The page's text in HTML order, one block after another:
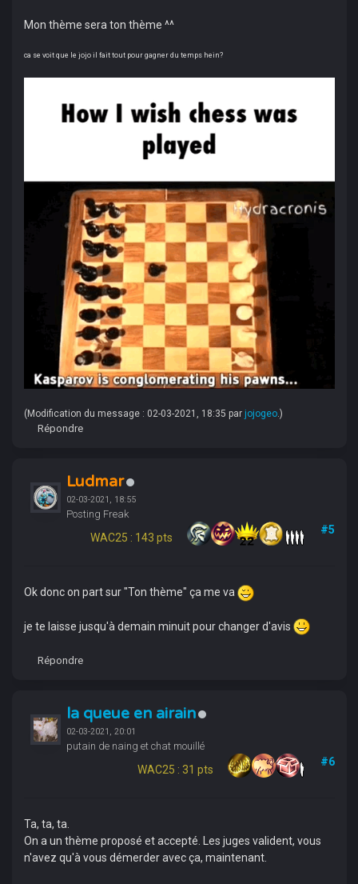
Mon thème sera ton thème ^^
ca se voit que le jojo il fait tout pour gagner du temps hein?
(Modification du message : 02-03-2021, 18:35 par jojogeo.)
Répondre
Ludmar
02-03-2021, 18:55
Posting Freak
WAC25 : 143 pts
#5
Ok donc on part sur "Ton thème" ça me va
je te laisse jusqu'à demain minuit pour changer d'avis
Répondre
la queue en airain
02-03-2021, 20:01
putain de naing et chat mouillé
WAC25 : 31 pts
#6
Ta, ta, ta.
On a un thème proposé et accepté. Les juges valident, vous
n'avez qu'à vous démerder avec ça, maintenant.